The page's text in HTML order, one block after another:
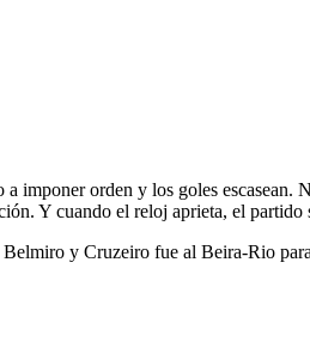
imponer orden y los goles escasean.
Y cuando el reloj aprieta, el partido
y Cruzeiro fue al Beira-Rio